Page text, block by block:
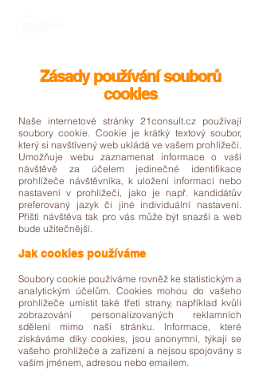
Zásady používání souborů
cookies
Naše internetové stránky 21consult.cz používají
soubory cookie. Cookie je krátký textový soubor,
který si navštívený web ukládá ve vašem prohlížeči.
Umožňuje webu zaznamenat informace o vaší
návštěvě za účelem jedinečné identifikace
prohlížeče návštěvníka, k uložení informací nebo
nastavení v prohlížeči, jako je např. kandidátův
preferovaný jazyk či jiné individuální nastavení.
Příští návštěva tak pro vás může být snazší a web
bude užitečnější.
Jak cookies používáme
Soubory cookie používáme rovněž ke statistickým a
analytickým účelům. Cookies mohou do vašeho
prohlížeče umístit také třetí strany, například kvůli
zobrazování personalizovaných reklamních
sdělení mimo naši stránku. Informace, které
získáváme díky cookies, jsou anonymní, týkají se
vašeho prohlížeče a zařízení a nejsou spojovány s
vaším jménem, adresou nebo emailem.